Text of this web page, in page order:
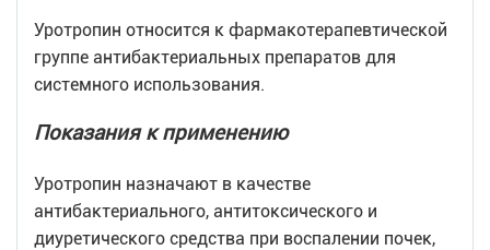
Уротропин относится к фармакотерапевтической
группе антибактериальных препаратов для
системного использования.
Показания к применению
Уротропин назначают в качестве
антибактериального, антитоксического и
диуретического средства при воспалении почек,